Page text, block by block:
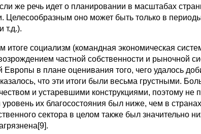
же речь идет о планировании в масштабах
Целесообразным оно может быть только в
т.д.).
итоге социализм (командная экономическая
частной собственности и рыночной
Европы в плане оценивания того, чего удалось
что эти итоги были весьма грустными.
и устаревшими конструкциями, поэтому
уровень их благосостояния был ниже, чем в
сектора в целом также был значительно